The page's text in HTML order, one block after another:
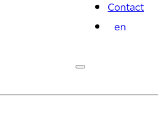
Contact
en